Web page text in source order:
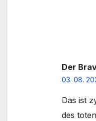
Der
03. 08.
Das ist
des